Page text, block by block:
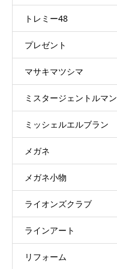
トレミー48
プレゼント
マサキマツシマ
ミスタージェントルマン
ミッシェルエルブラン
メガネ
メガネ小物
ライオンズクラブ
ラインアート
リフォーム